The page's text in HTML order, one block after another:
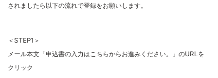
されましたら以下の流れで登録をお願いします。
＜STEP1＞
メール本文「申込書の入力はこちらからお進みください。」のURLを
クリック